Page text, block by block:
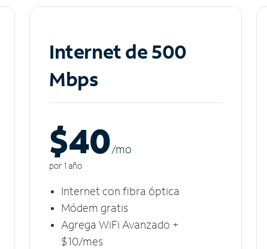
Internet de 500
Mbps
$40/mo
por 1 año
Internet con fibra óptica
Módem gratis
Agrega WiFi Avanzado +
$10/mes